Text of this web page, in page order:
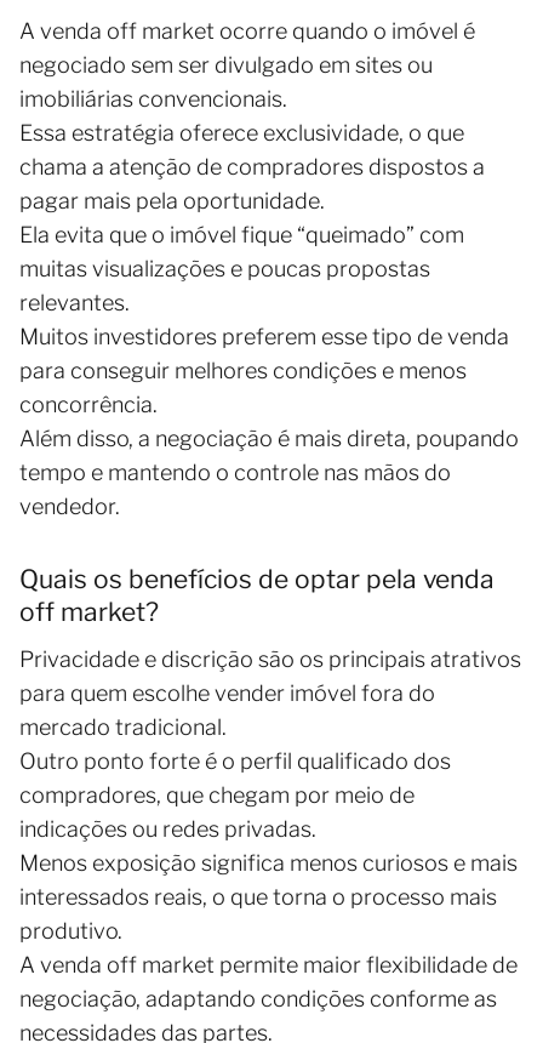
A venda off market ocorre quando o imóvel é
negociado sem ser divulgado em sites ou
imobiliárias convencionais.
Essa estratégia oferece exclusividade, o que
chama a atenção de compradores dispostos a
pagar mais pela oportunidade.
Ela evita que o imóvel fique “queimado” com
muitas visualizações e poucas propostas
relevantes.
Muitos investidores preferem esse tipo de venda
para conseguir melhores condições e menos
concorrência.
Além disso, a negociação é mais direta, poupando
tempo e mantendo o controle nas mãos do
vendedor.
Quais os benefícios de optar pela venda
off market?
Privacidade e discrição são os principais atrativos
para quem escolhe vender imóvel fora do
mercado tradicional.
Outro ponto forte é o perfil qualificado dos
compradores, que chegam por meio de
indicações ou redes privadas.
Menos exposição significa menos curiosos e mais
interessados reais, o que torna o processo mais
produtivo.
A venda off market permite maior flexibilidade de
negociação, adaptando condições conforme as
necessidades das partes.